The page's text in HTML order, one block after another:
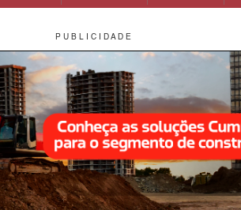
P U B L I C I D A D E